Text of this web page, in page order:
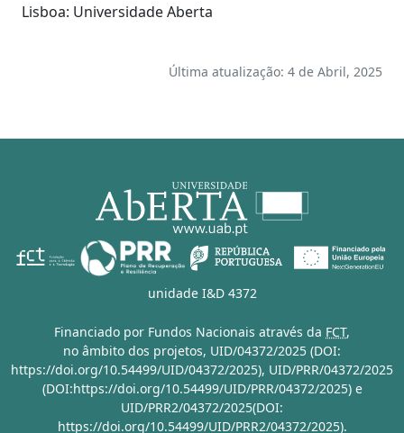
Lisboa: Universidade Aberta
Última atualização: 4 de Abril, 2025
unidade I&D 4372
Financiado por Fundos Nacionais através da FCT,
no âmbito dos projetos, UID/04372/2025 (DOI:
https://doi.org/10.54499/UID/04372/2025), UID/PRR/04372/2025
(DOI:https://doi.org/10.54499/UID/PRR/04372/2025)e
UID/PRR2/04372/2025(DOI:
https://doi.org/10.54499/UID/PRR2/04372/2025).